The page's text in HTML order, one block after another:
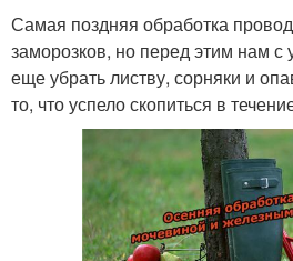
Самая поздняя обработка
заморозков, но перед этим нам с
еще убрать листву, сорняки и
то, что успело скопиться в